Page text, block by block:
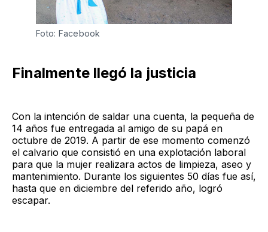
Foto: Facebook
Finalmente llegó la justicia
Con la intención de saldar una cuenta, la pequeña de
14 años fue entregada al amigo de su papá en
octubre de 2019. A partir de ese momento comenzó
el calvario que consistió en una explotación laboral
para que la mujer realizara actos de limpieza, aseo y
mantenimiento. Durante los siguientes 50 días fue así,
hasta que en diciembre del referido año, logró
escapar.